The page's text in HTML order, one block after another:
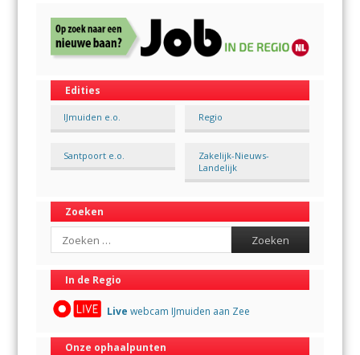
Edities
IJmuiden e.o. Regio
Santpoort e.o.
Zakelijk-Nieuws-
Landelijk
Zoeken
Search
In de Regio
Live webcam IJmuiden aan Zee
Onze ophaalpunten